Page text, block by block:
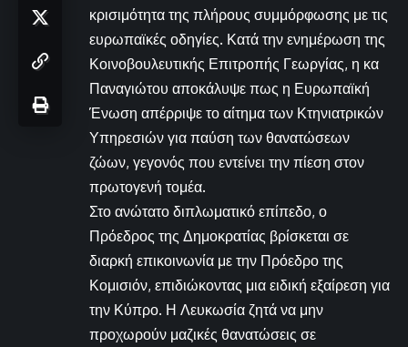
κρισιμότητα της πλήρους συμμόρφωσης με τις
ευρωπαϊκές οδηγίες. Κατά την ενημέρωση της
Κοινοβουλευτικής Επιτροπής Γεωργίας, η κα
Παναγιώτου αποκάλυψε πως η Ευρωπαϊκή
Ένωση απέρριψε το αίτημα των Κτηνιατρικών
Υπηρεσιών για παύση των θανατώσεων
ζώων, γεγονός που εντείνει την πίεση στον
πρωτογενή τομέα.
Στο ανώτατο διπλωματικό επίπεδο, ο
Πρόεδρος της Δημοκρατίας βρίσκεται σε
διαρκή επικοινωνία με την Πρόεδρο της
Κομισιόν, επιδιώκοντας μια ειδική εξαίρεση για
την Κύπρο. Η Λευκωσία ζητά να μην
προχωρούν μαζικές θανατώσεις σε